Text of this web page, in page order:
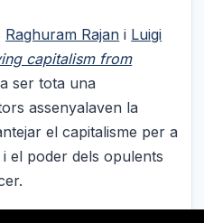
Raghuram Rajan i Luigi
capitalism from
ser tota una
assenyalaven la
el capitalisme per a
el poder dels opulents